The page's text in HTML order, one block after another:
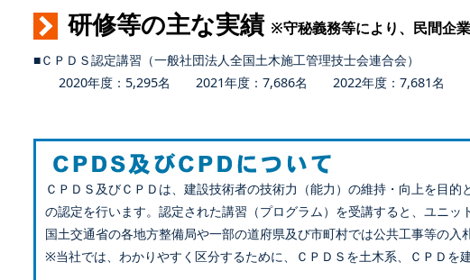
研修等の主な実績 ※守秘義務等により、民間企
■ＣＰＤＳ認定講習（一般社団法人全国土木施工管理技士会連合会）
2020年度：5,295名 2021年度：7,686名 2022年度：7,681名
ＣＰＤＳ及びＣＰＤは、建設技術者の技術力（能力）の維持・向上を目
の認定を行います。認定された講習（プログラム）を受講すると、ユニ
国土交通省の各地方整備局や一部の道府県及び市町村では公共工事等の
※当社では、わかりやすく区分するために、ＣＰＤＳを土木系、ＣＰＤを